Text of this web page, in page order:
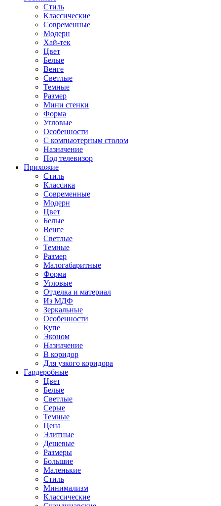
Стиль
Классические
Современные
Модерн
Хай-тек
Цвет
Белые
Венге
Светлые
Темные
Размер
Мини стенки
Форма
Угловые
Особенности
С компьютерным столом
Назначение
Под телевизор
Прихожие
Стиль
Классика
Современные
Модерн
Цвет
Белые
Венге
Светлые
Темные
Размер
Малогабаритные
Форма
Угловые
Отделка и материал
Из МДФ
Зеркальные
Особенности
Купе
Эконом
Назначение
В коридор
Для узкого коридора
Гардеробные
Цвет
Белые
Светлые
Серые
Темные
Цена
Элитные
Дешевые
Размеры
Большие
Маленькие
Стиль
Минимализм
Классические